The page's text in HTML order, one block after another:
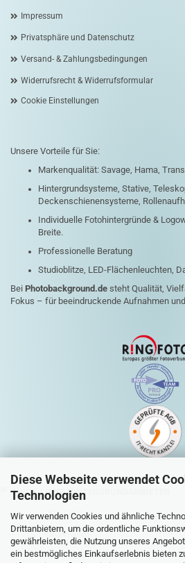
Diese Webseite verwendet
Technologien
Wir verwenden Cookies und ähnliche
Drittanbietern, um die ordentliche
gewährleisten, die Nutzung unseres
ein bestmögliches Einkaufserlebnis bieten
Impressum
Privatsphäre und Datenschutz
Versand- & Zahlungsbedingungen
Widerrufsrecht & Widerrufsformular
Cookie Einstellungen
Unsere Vorteile für Sie:
Markenqualität: Savage, Hama,
Hintergrundsysteme, Stative,
Deckenschienensysteme,
Individuelle Fotohintergründe &
Breite.
Professionelle Beratung
Studioblitze, LED-Flächenleuchten,
Bei Photobackground.de steht Qualität,
Fokus – für beeindruckende Aufnahmen
QUICK-LINKS HINTERGRUNDANBIETER
Mein Konto
Warenkorb
Zur Kasse